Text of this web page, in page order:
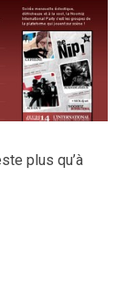
plus qu’à